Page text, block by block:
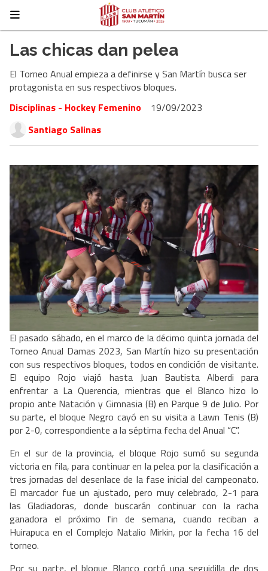
Las chicas dan pelea
El Torneo Anual empieza a definirse y San Martín busca ser
protagonista en sus respectivos bloques.
Disciplinas - Hockey Femenino
19/09/2023
Santiago Salinas
El pasado sábado, en el marco de la décimo quinta jornada del
Torneo Anual Damas 2023, San Martín hizo su presentación
con sus respectivos bloques, todos en condición de visitante.
El equipo Rojo viajó hasta Juan Bautista Alberdi para
enfrentar a La Querencia, mientras que el Blanco hizo lo
propio ante Natación y Gimnasia (B) en Parque 9 de Julio. Por
su parte, el bloque Negro cayó en su visita a Lawn Tenis (B)
por 2-0, correspondiente a la séptima fecha del Anual “C”.
En el sur de la provincia, el bloque Rojo sumó su segunda
victoria en fila, para continuar en la pelea por la clasificación a
tres jornadas del desenlace de la fase inicial del campeonato.
El marcador fue un ajustado, pero muy celebrado, 2-1 para
las Gladiadoras, donde buscarán continuar con la racha
ganadora el próximo fin de semana, cuando reciban a
Huirapuca en el Complejo Natalio Mirkin, por la fecha 16 del
torneo.